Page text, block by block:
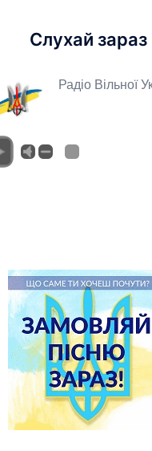
Слухай зараз
Радіо Вільної